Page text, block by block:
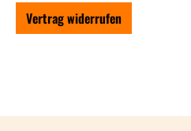
Vertrag widerrufen